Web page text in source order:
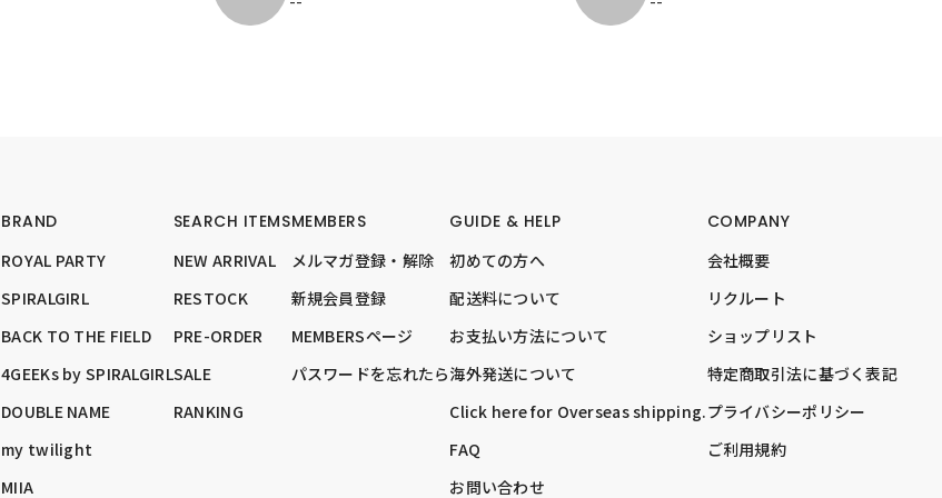
BRAND
ROYAL PARTY
SPIRALGIRL
BACK TO THE FIELD
4GEEKs by SPIRALGIRL
DOUBLE NAME
my twilight
MIIA
SEARCH ITEMS
NEW ARRIVAL
RESTOCK
PRE-ORDER
SALE
RANKING
MEMBERS
メルマガ登録・解除
新規会員登録
MEMBERSページ
パスワードを忘れたら
GUIDE & HELP
初めての方へ
配送料について
お支払い方法について
海外発送について
Click here for Overseas shipping.
FAQ
お問い合わせ
COMPANY
会社概要
リクルート
ショップリスト
特定商取引法に基づく表記
プライバシーポリシー
ご利用規約